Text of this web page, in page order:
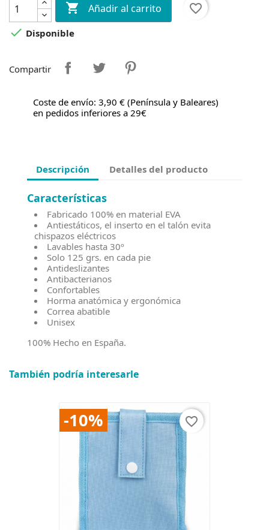
 Añadir al carrito
favorite_border
 Disponible
Compartir
Coste de envío: 3,90 € (Península y Baleares)
en pedidos inferiores a 29€
Descripción Detalles del producto
Características
Fabricado 100% en material EVA
Antiestáticos, el inserto en el talón evita
chispazos eléctricos
Lavables hasta 30º
Solo 125 grs. en cada pie
Antideslizantes
Antibacterianos
Confortables
Horma anatómica y ergonómica
Correa abatible
Unisex
100% Hecho en España.
También podría interesarle
-10% favorite_border